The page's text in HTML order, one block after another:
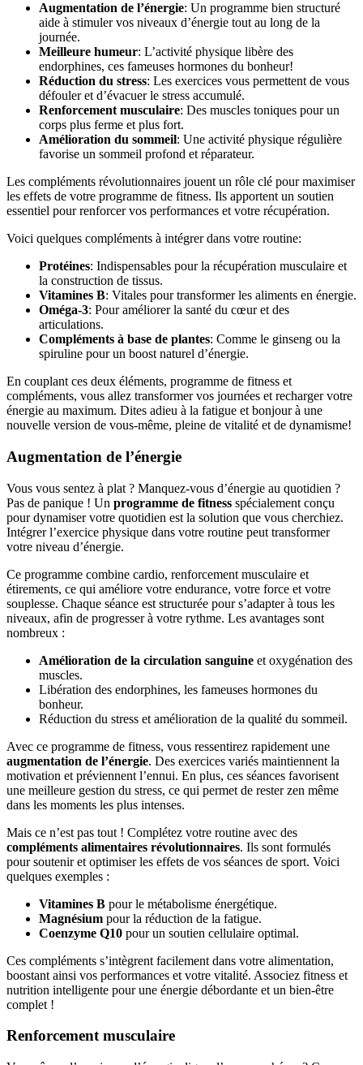
Augmentation de l’énergie: Un programme bien structuré
aide à stimuler vos niveaux d’énergie tout au long de la
journée.
Meilleure humeur: L’activité physique libère des
endorphines, ces fameuses hormones du bonheur!
Réduction du stress: Les exercices vous permettent de vous
défouler et d’évacuer le stress accumulé.
Renforcement musculaire: Des muscles toniques pour un
corps plus ferme et plus fort.
Amélioration du sommeil: Une activité physique régulière
favorise un sommeil profond et réparateur.
Les compléments révolutionnaires jouent un rôle clé pour maximiser
les effets de votre programme de fitness. Ils apportent un soutien
essentiel pour renforcer vos performances et votre récupération.
Voici quelques compléments à intégrer dans votre routine:
Protéines: Indispensables pour la récupération musculaire et
la construction de tissus.
Vitamines B: Vitales pour transformer les aliments en énergie.
Oméga-3: Pour améliorer la santé du cœur et des
articulations.
Compléments à base de plantes: Comme le ginseng ou la
spiruline pour un boost naturel d’énergie.
En couplant ces deux éléments, programme de fitness et
compléments, vous allez transformer vos journées et recharger votre
énergie au maximum. Dites adieu à la fatigue et bonjour à une
nouvelle version de vous-même, pleine de vitalité et de dynamisme!
Augmentation de l’énergie
Vous vous sentez à plat ? Manquez-vous d’énergie au quotidien ?
Pas de panique ! Un programme de fitness spécialement conçu
pour dynamiser votre quotidien est la solution que vous cherchiez.
Intégrer l’exercice physique dans votre routine peut transformer
votre niveau d’énergie.
Ce programme combine cardio, renforcement musculaire et
étirements, ce qui améliore votre endurance, votre force et votre
souplesse. Chaque séance est structurée pour s’adapter à tous les
niveaux, afin de progresser à votre rythme. Les avantages sont
nombreux :
Amélioration de la circulation sanguine et oxygénation des
muscles.
Libération des endorphines, les fameuses hormones du
bonheur.
Réduction du stress et amélioration de la qualité du sommeil.
Avec ce programme de fitness, vous ressentirez rapidement une
augmentation de l’énergie. Des exercices variés maintiennent la
motivation et préviennent l’ennui. En plus, ces séances favorisent
une meilleure gestion du stress, ce qui permet de rester zen même
dans les moments les plus intenses.
Mais ce n’est pas tout ! Complétez votre routine avec des
compléments alimentaires révolutionnaires. Ils sont formulés
pour soutenir et optimiser les effets de vos séances de sport. Voici
quelques exemples :
Vitamines B pour le métabolisme énergétique.
Magnésium pour la réduction de la fatigue.
Coenzyme Q10 pour un soutien cellulaire optimal.
Ces compléments s’intègrent facilement dans votre alimentation,
boostant ainsi vos performances et votre vitalité. Associez fitness et
nutrition intelligente pour une énergie débordante et un bien-être
complet !
Renforcement musculaire